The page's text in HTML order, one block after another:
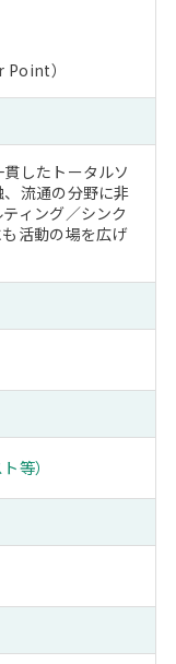
Point）
したトータルソ
流通の分野に非
ィング／シンク
活動の場を広げ
等）